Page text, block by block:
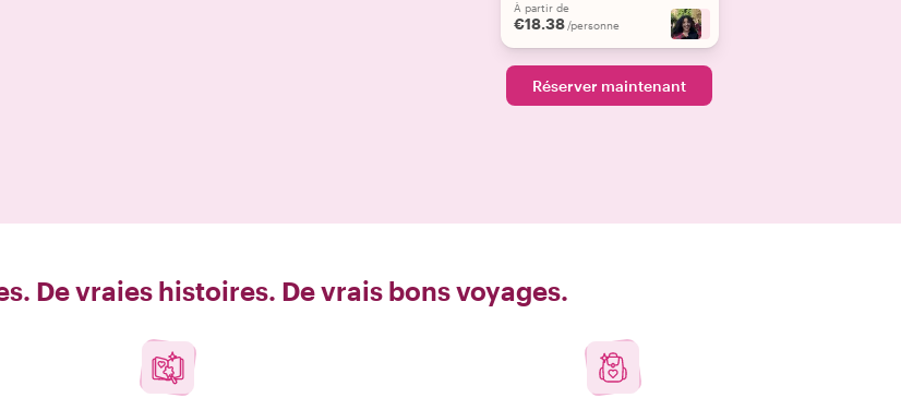
À partir de
€18.38 /personne +3
Réserver maintenant
De vraies histoires. De vrais bons voyages.